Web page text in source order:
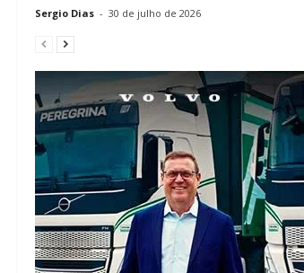
Sergio Dias - 30 de julho de 2026